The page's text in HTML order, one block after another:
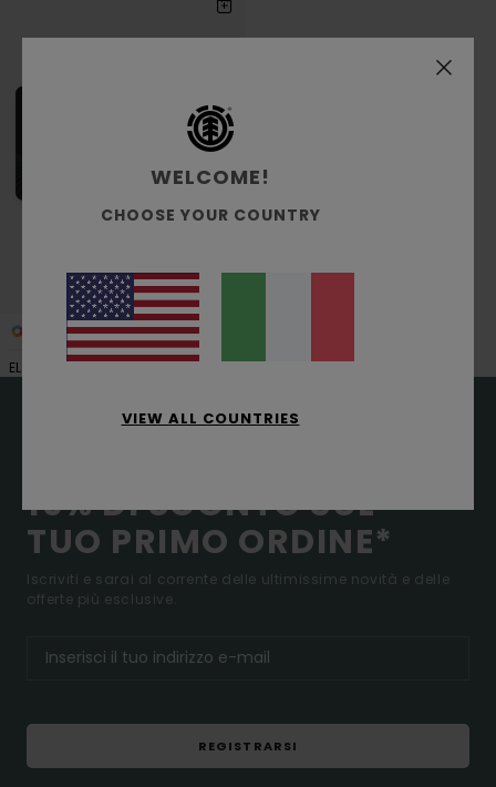
ELVIGCE1 M BLK -
15% DI SCONTO SUL
TUO PRIMO ORDINE*
Iscriviti e sarai al corrente delle ultimissime novità e delle
offerte più esclusive.
REGISTRARSI
WELCOME!
CHOOSE YOUR COUNTRY
VIEW ALL COUNTRIES